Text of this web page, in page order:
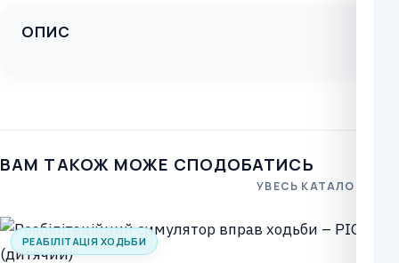
ОПИС
ВАМ ТАКОЖ МОЖЕ СПОДОБАТИСЬ
УВЕСЬ КАТАЛОГ
РЕАБІЛІТАЦІЯ ХОДЬБИ